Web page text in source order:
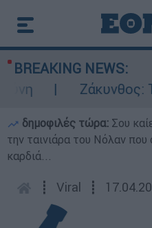
BREAKING NEWS:
Ζάκυνθος:
δημοφιλές τώρα: Σου
την ταινιάρα του Νόλαν
καρδιά...
┋ Viral ┋